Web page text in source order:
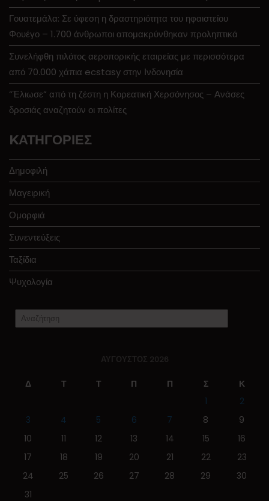
Γουατεμάλα: Σε ύφεση η δραστηριότητα του ηφαιστείου
Φουέγο – 1.700 άνθρωποι απομακρύνθηκαν προληπτικά
Συνελήφθη πιλότος αεροπορικής εταιρείας με περισσότερα
από 70.000 χάπια ecstasy στην Ινδονησία
“Έλιωσε” από τη ζέστη η Κορεατική Χερσόνησος – Ανάσες
δροσιάς αναζητούν οι πολίτες
KΑΤΗΓΟΡΊΕΣ
Δημοφιλή
Μαγειρική
Ομορφιά
Συνεντεύξεις
Ταξίδια
Ψυχολογία
ΑΎΓΟΥΣΤΟΣ 2026
Δ Τ Τ Π Π Σ
Κ
1
2
3
4 5 6 7 8
9
10
11 12 13 14 15
16
17
18 19 20 21 22
23
24
25 26 27 28 29
30
31